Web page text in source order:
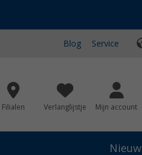
Blog Service
Filialen Verlanglijstje Mijn account
Nieuw